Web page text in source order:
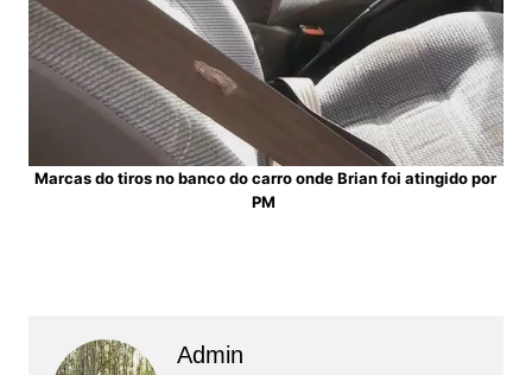
Marcas do tiros no banco do carro onde Brian foi atingido por
PM
Admin